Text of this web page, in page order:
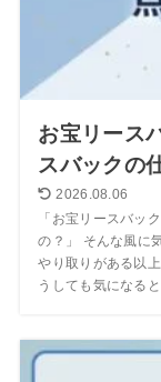
お宝リース
スバックの
2026.08.06
「お宝リースバッ
の？」 そんな風に
やり取りがある以
うしても気になる